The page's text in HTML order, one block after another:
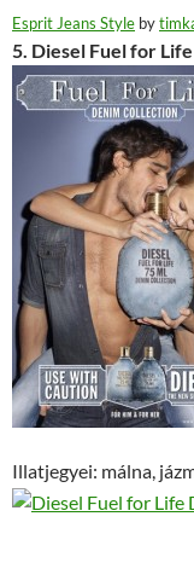
Esprit Jeans Style by
5. Diesel Fuel for
Illatjegyei: málna,